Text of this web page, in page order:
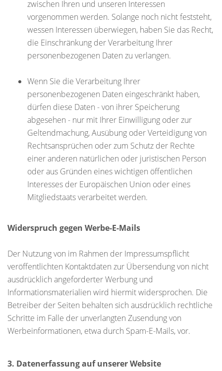
zwischen Ihren und unseren Interessen
vorgenommen werden. Solange noch nicht feststeht,
wessen Interessen überwiegen, haben Sie das Recht,
die Einschränkung der Verarbeitung Ihrer
personenbezogenen Daten zu verlangen.
Wenn Sie die Verarbeitung Ihrer
personenbezogenen Daten eingeschränkt haben,
dürfen diese Daten - von ihrer Speicherung
abgesehen - nur mit Ihrer Einwilligung oder zur
Geltendmachung, Ausübung oder Verteidigung von
Rechtsansprüchen oder zum Schutz der Rechte
einer anderen natürlichen oder juristischen Person
oder aus Gründen eines wichtigen öffentlichen
Interesses der Europäischen Union oder eines
Mitgliedstaats verarbeitet werden.
Widerspruch gegen Werbe-E-Mails
Der Nutzung von im Rahmen der Impressumspflicht
veröffentlichten Kontaktdaten zur Übersendung von nicht
ausdrücklich angeforderter Werbung und
Informationsmaterialien wird hiermit widersprochen. Die
Betreiber der Seiten behalten sich ausdrücklich rechtliche
Schritte im Falle der unverlangten Zusendung von
Werbeinformationen, etwa durch Spam-E-Mails, vor.
3. Datenerfassung auf unserer Website